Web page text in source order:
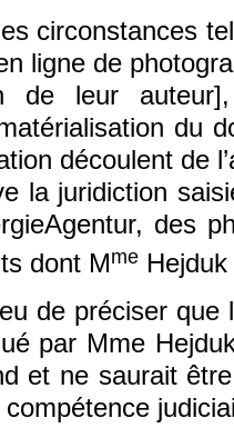
circonstances
ligne de
de leur
du
découlent de
la juridiction
des
dont Mme
de préciser que
par Mme
et ne saurait